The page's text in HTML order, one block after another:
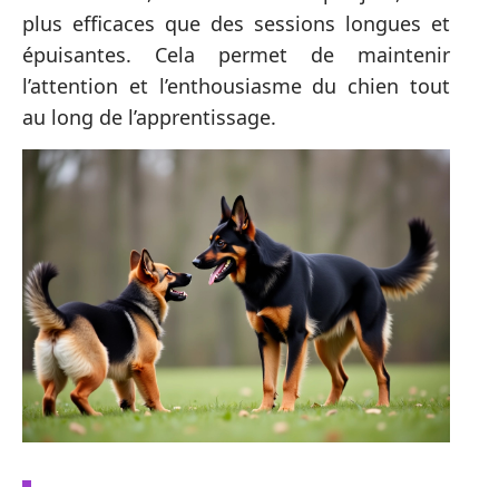
plus efficaces que des sessions longues et
épuisantes. Cela permet de maintenir
l’attention et l’enthousiasme du chien tout
au long de l’apprentissage.